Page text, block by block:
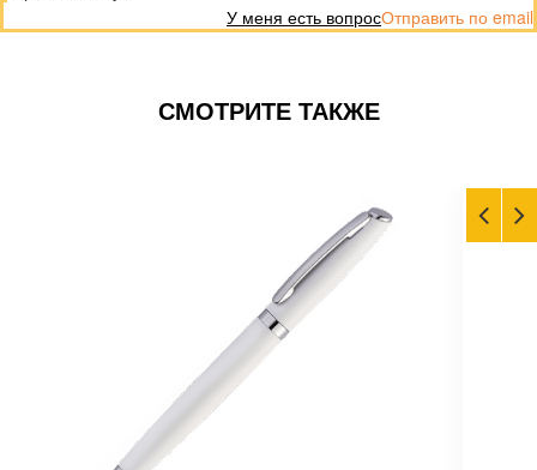
Отправить по email
У меня есть вопрос
СМОТРИТЕ ТАКЖЕ